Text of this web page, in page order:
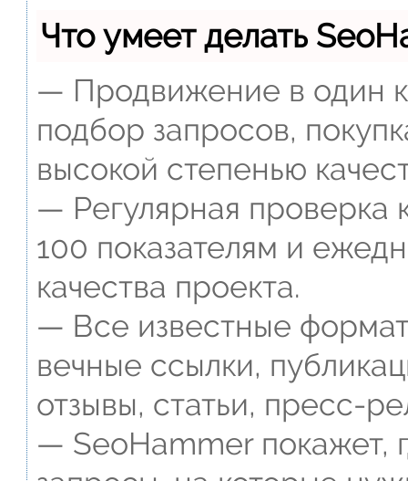
Что умеет делать
— Продвижение в один
подбор запросов,
высокой степенью
— Регулярная проверка
100 показателям и
качества проекта.
— Все известные
вечные ссылки,
отзывы, статьи, пресс-
— SeoHammer покажет,